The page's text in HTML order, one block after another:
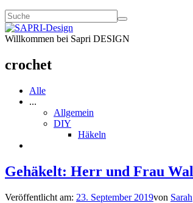
Willkommen bei Sapri DESIGN
crochet
Alle
...
Allgemein
DIY
Häkeln
Gehäkelt: Herr und Frau Wal
Veröffentlicht am: 23. September 2019von Sarah